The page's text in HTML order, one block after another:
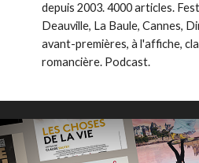
depuis 2003. 4000 articles.
Deauville, La Baule, Cannes,
avant-premières, à l'affiche,
romancière. Podcast.